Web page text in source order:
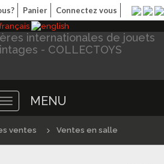
Panier Connectez vous
Toggle
navigation
MENU
ventes Ventes en salle